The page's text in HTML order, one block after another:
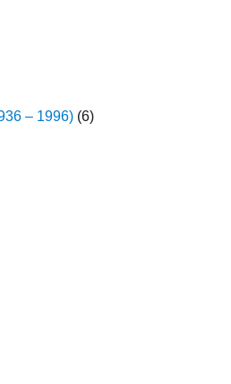
– 1996) (6)